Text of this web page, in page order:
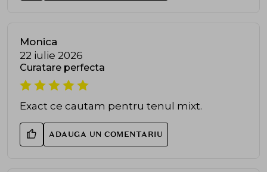
Monica
22 iulie 2026
Curatare perfecta
Exact ce cautam pentru tenul mixt.
ADAUGA UN COMENTARIU